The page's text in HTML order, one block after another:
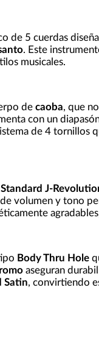
de 5 cuerdas
. Este
musicales.
de caoba, que
con un
de 4 tornillos
J-
volumen y tono
Body Thru Hole
aseguran
Satin, convirtiendo